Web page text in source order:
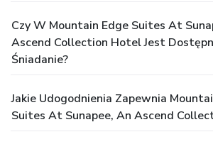
Czy W Mountain Edge Suites At
Ascend Collection Hotel Jest
Śniadanie?
Jakie Udogodnienia Zapewnia
Suites At Sunapee, An Ascend